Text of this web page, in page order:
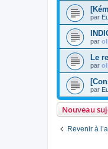
par
par
Le
par
par
Nouveau
Revenir à